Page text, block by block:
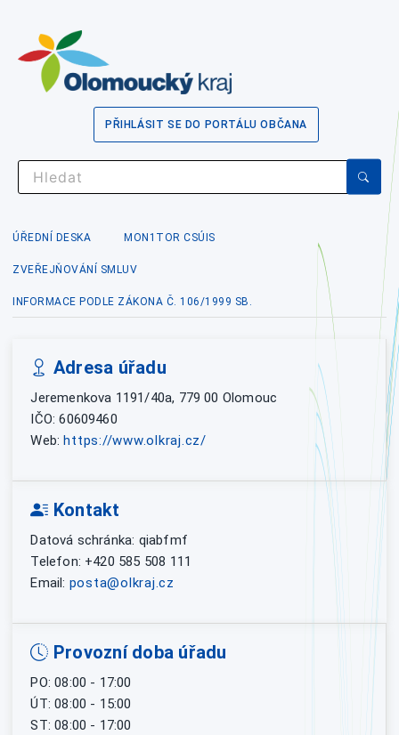
PŘIHLÁSIT SE DO PORTÁLU OBČANA
ÚŘEDNÍ DESKA MON1TOR CSÚIS
ZVEŘEJŇOVÁNÍ SMLUV
INFORMACE PODLE ZÁKONA Č. 106/1999 SB.
Adresa úřadu
Jeremenkova 1191/40a, 779 00 Olomouc
IČO: 60609460
Web: https://www.olkraj.cz/
Kontakt
Datová schránka: qiabfmf
Telefon: +420 585 508 111
Email: posta@olkraj.cz
Provozní doba úřadu
PO: 08:00 - 17:00
ÚT: 08:00 - 15:00
ST: 08:00 - 17:00